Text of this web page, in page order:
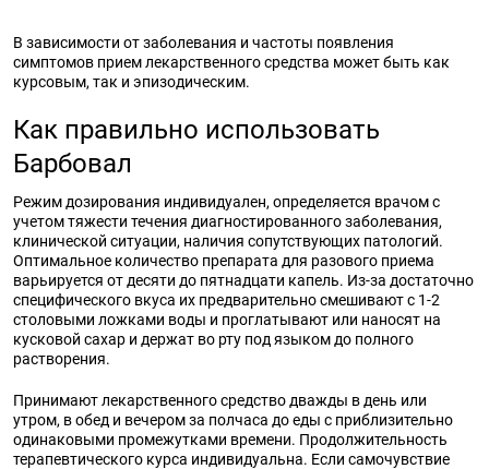
В зависимости от заболевания и частоты появления
симптомов прием лекарственного средства может быть как
курсовым, так и эпизодическим.
Как правильно использовать
Барбовал
Режим дозирования индивидуален, определяется врачом с
учетом тяжести течения диагностированного заболевания,
клинической ситуации, наличия сопутствующих патологий.
Оптимальное количество препарата для разового приема
варьируется от десяти до пятнадцати капель. Из-за достаточно
специфического вкуса их предварительно смешивают с 1-2
столовыми ложками воды и проглатывают или наносят на
кусковой сахар и держат во рту под языком до полного
растворения.
Принимают лекарственного средство дважды в день или
утром, в обед и вечером за полчаса до еды с приблизительно
одинаковыми промежутками времени. Продолжительность
терапевтического курса индивидуальна. Если самочувствие